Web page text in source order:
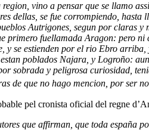
vino a pensar que se llamo
dellas, se fue corrompiendo,
Autrigones, segun por claras y
primero fuellamada Aragon: pero
se estienden por el rio Ebro arriba,
poblados Najara, y Logroño:
sobrada y peligrosa curiosidad,
de que no hago mencion, por ser
pel cronista oficial del regne
que affirman, que toda